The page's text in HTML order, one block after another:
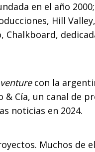
en el año
Hill
Chalkboard,
con la
Cía, un canal de
noticias en 2024.
Muchos de